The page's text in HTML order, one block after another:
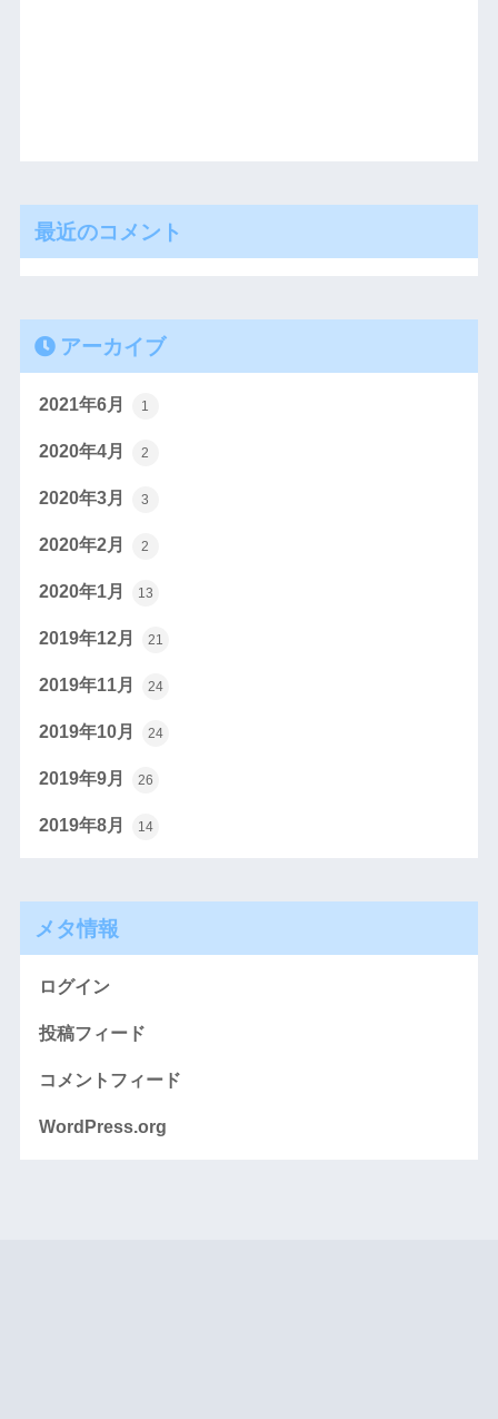
最近のコメント
アーカイブ
2021年6月 1
2020年4月 2
2020年3月 3
2020年2月 2
2020年1月 13
2019年12月 21
2019年11月 24
2019年10月 24
2019年9月 26
2019年8月 14
メタ情報
ログイン
投稿フィード
コメントフィード
WordPress.org